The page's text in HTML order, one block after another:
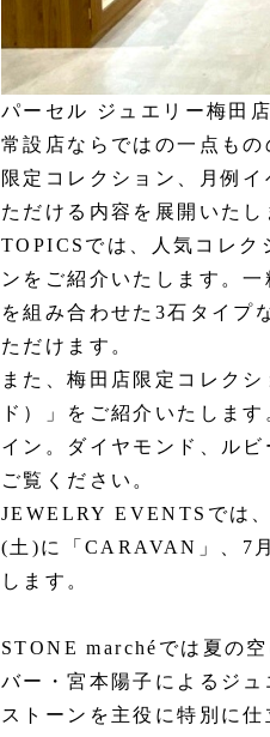
パーセル ジュエリー梅田
常設店ならではの一点も
限定コレクション、月例
ただける内容を展開いたし
TOPICSでは、人気コレク
ンをご紹介いたします。
を組み合わせた3石タイプ
ただけます。
また、梅田店限定コレク
ド）」をご紹介いたしま
イン。ダイヤモンド、ル
ご覧ください。
JEWELRY EVENTSでは
(土)に「CARAVAN」、7
します。
STONE marchéでは夏の
バー・宮本陽子によるジ
ストーンを主役に特別に